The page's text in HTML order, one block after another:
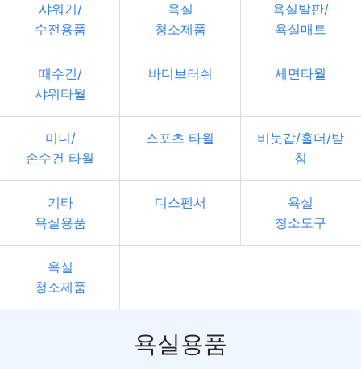
샤워기/
수전용품
욕실
청소제품
욕실발판/
욕실매트
때수건/
샤워타월
바디브러쉬 세면타월
미니/
손수건 타월
스포츠 타월
비눗갑/홀더/받
침
기타
욕실용품
디스펜서
욕실
청소도구
욕실
청소제품
욕실용품